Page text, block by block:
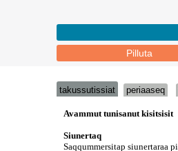
Pilluta
takussutissiat periaaseq